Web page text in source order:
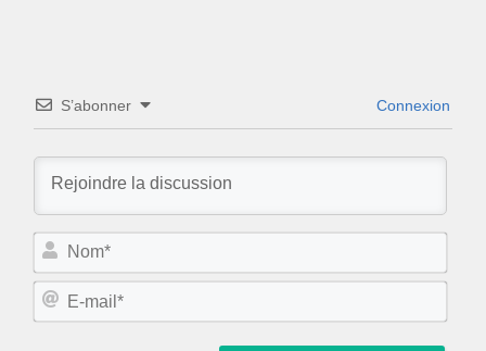
S’abonner Connexion
N
m
E